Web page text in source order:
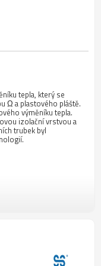
tepla, který se
Ω a plastového pláště.
výměníku tepla.
izolační vrstvou a
trubek byl